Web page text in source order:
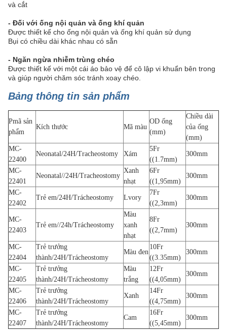
và cắt
- Đối với ống nội quản và ống khí quản
Được thiết kế cho ống nội quản và ống khí quản sử dụng
Bụi có chiều dài khác nhau có sẵn
- Ngăn ngừa nhiễm trùng chéo
Được thiết kế với một cái áo bảo vệ để cô lập vi khuẩn bên trong
và giúp người chăm sóc tránh xoay chéo.
Bảng thông tin sản phẩm
Pmã sản
phẩm
Kích thước Mã màu
OD ống
(mm)
Chiều dài
của ống
(mm)
MC-
22400
Neonatal/24H/Tracheostomy Xám
5Fr
((1.7mm)
300mm
MC-
22401
Neonatal//24H/Tracheostomy
Xanh
nhạt
6Fr
((1,95mm)
300mm
MC-
22402
Trẻ em/24H/Trácheostomy Lvory
7Fr
((2,3mm)
300mm
MC-
22403
Trẻ em//24h/Trácheostomy
Màu
xanh
nhạt
8Fr
((2,7mm)
300mm
MC-
22404
Trẻ trưởng
thành/24H/Trácheostomy
Màu đen
10Fr
((3.35mm)
300mm
MC-
22405
Trẻ trưởng
thành/24H/Trácheostomy
Màu
trắng
12Fr
((4,05mm)
300mm
MC-
22406
Trẻ trưởng
thành/24H/Trácheostomy
Xanh
14Fr
((4,75mm)
300mm
MC-
22407
Trẻ trưởng
thành/24H/Trácheostomy
Cam
16Fr
((5,45mm)
300mm